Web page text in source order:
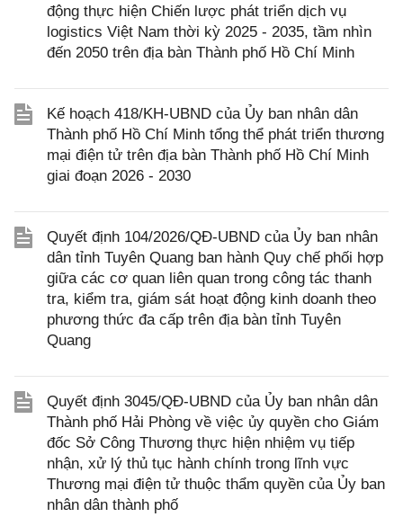
động thực hiện Chiến lược phát triển dịch vụ
logistics Việt Nam thời kỳ 2025 - 2035, tầm nhìn
đến 2050 trên địa bàn Thành phố Hồ Chí Minh
Kế hoạch 418/KH-UBND của Ủy ban nhân dân
Thành phố Hồ Chí Minh tổng thể phát triển thương
mại điện tử trên địa bàn Thành phố Hồ Chí Minh
giai đoạn 2026 - 2030
Quyết định 104/2026/QĐ-UBND của Ủy ban nhân
dân tỉnh Tuyên Quang ban hành Quy chế phối hợp
giữa các cơ quan liên quan trong công tác thanh
tra, kiểm tra, giám sát hoạt động kinh doanh theo
phương thức đa cấp trên địa bàn tỉnh Tuyên
Quang
Quyết định 3045/QĐ-UBND của Ủy ban nhân dân
Thành phố Hải Phòng về việc ủy quyền cho Giám
đốc Sở Công Thương thực hiện nhiệm vụ tiếp
nhận, xử lý thủ tục hành chính trong lĩnh vực
Thương mại điện tử thuộc thẩm quyền của Ủy ban
nhân dân thành phố